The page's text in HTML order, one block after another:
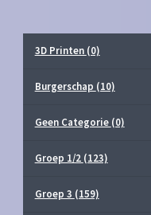
3D Printen (0)
Burgerschap (10)
Geen Categorie (0)
Groep 1/2 (123)
Groep 3 (159)